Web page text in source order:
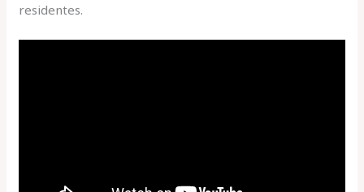
residentes.